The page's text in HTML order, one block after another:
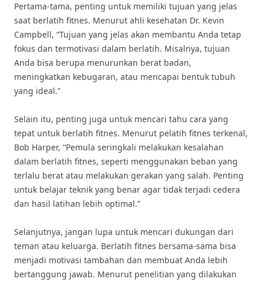
Pertama-tama, penting untuk memiliki tujuan yang jelas
saat berlatih fitnes. Menurut ahli kesehatan Dr. Kevin
Campbell, “Tujuan yang jelas akan membantu Anda tetap
fokus dan termotivasi dalam berlatih. Misalnya, tujuan
Anda bisa berupa menurunkan berat badan,
meningkatkan kebugaran, atau mencapai bentuk tubuh
yang ideal.”
Selain itu, penting juga untuk mencari tahu cara yang
tepat untuk berlatih fitnes. Menurut pelatih fitnes terkenal,
Bob Harper, “Pemula seringkali melakukan kesalahan
dalam berlatih fitnes, seperti menggunakan beban yang
terlalu berat atau melakukan gerakan yang salah. Penting
untuk belajar teknik yang benar agar tidak terjadi cedera
dan hasil latihan lebih optimal.”
Selanjutnya, jangan lupa untuk mencari dukungan dari
teman atau keluarga. Berlatih fitnes bersama-sama bisa
menjadi motivasi tambahan dan membuat Anda lebih
bertanggung jawab. Menurut penelitian yang dilakukan